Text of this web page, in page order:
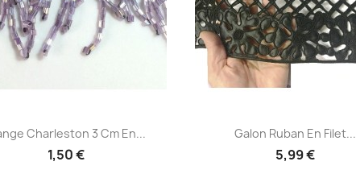
Aperçu rapide
Charleston 3 Cm En...
1,50 €
Aperçu rapide
Galon Ruban En Filet...
5,99 €